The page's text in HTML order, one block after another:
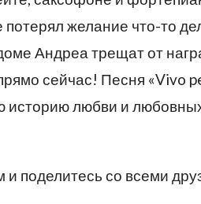
желание что-то
Андреа трещат от
сейчас! Песня «Vivo
историю любви и
поделитесь со всеми